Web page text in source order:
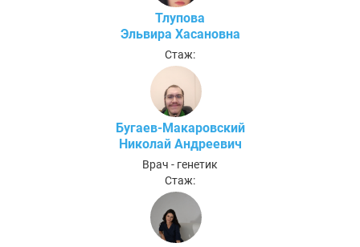
Тлупова
Эльвира Хасановна
Стаж:
Бугаев-Макаровский
Николай Андреевич
Врач - генетик
Стаж: